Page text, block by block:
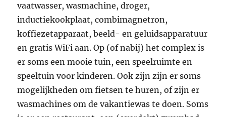
vaatwasser, wasmachine, droger,
inductiekookplaat, combimagnetron,
koffiezetapparaat, beeld- en geluidsapparatuur
en gratis WiFi aan. Op (of nabij) het complex is
er soms een mooie tuin, een speelruimte en
speeltuin voor kinderen. Ook zijn zijn er soms
mogelijkheden om fietsen te huren, of zijn er
wasmachines om de vakantiewas te doen. Soms